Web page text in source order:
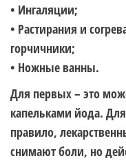
• Ингаляции;
• Растирания и
горчичники;
• Ножные ванны.
Для первых – это
капельками йода.
правило,
снимают боли, но